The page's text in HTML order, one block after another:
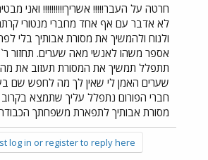
חרטה על העבר!!!!! אשריך!!!!!!!!!! ואני
לא אדבר עם אף אחד מחברי מנטורי קרתה
ולנוח ולהמשיך את מסורת אבותיך בלי
אספר משהו לאנשי מאה שערים. תחזור ר`
תתפלל תמשיך את המסורת תעזוב את
שערים האמן לי שאין לך מה לחפש שם
חברי הפורום נתפלל עליך שתמצא בקרוב
מסורת אבותיך לתפארת משפחתך
log in or register to reply here.